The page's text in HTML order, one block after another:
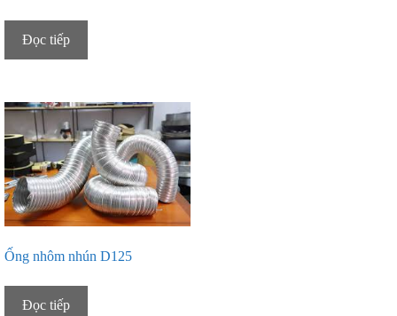
Đọc tiếp
Ống nhôm nhún D125
Đọc tiếp